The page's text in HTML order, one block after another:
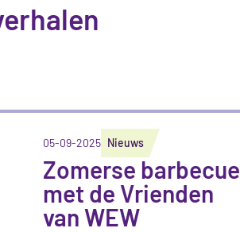
Zomerse barbecue
met de Vrienden
van WEW
05-09-2025 Nieuws